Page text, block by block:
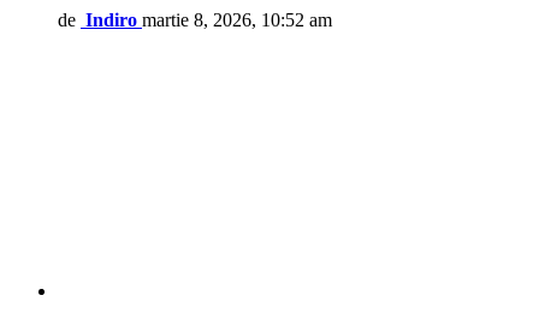
de Indiro martie 8, 2026, 10:52 am